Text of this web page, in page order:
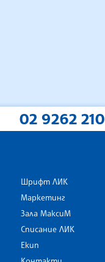
02 9262 210
Шрифт ЛИК
Маркетинг
Зала МаксиМ
Списание ЛИК
Екип